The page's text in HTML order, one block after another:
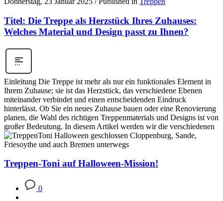
Titel: Die Treppe als Herzstück Ihres Zuhauses:
Welches Material und Design passt zu Ihnen?
Einleitung Die Treppe ist mehr als nur ein funktionales Element in
Ihrem Zuhause; sie ist das Herzstück, das verschiedene Ebenen
miteinander verbindet und einen entscheidenden Eindruck
hinterlässt. Ob Sie ein neues Zuhause bauen oder eine Renovierung
planen, die Wahl des richtigen Treppenmaterials und Designs ist von
großer Bedeutung. In diesem Artikel werden wir die verschiedenen
Treppen-Toni auf Halloween-Mission!
0